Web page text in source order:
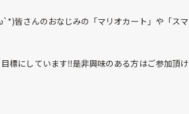
皆さんのおなじみの「マリオカート」や「スマ
標にしています‼️是非興味のある方はご参加頂け